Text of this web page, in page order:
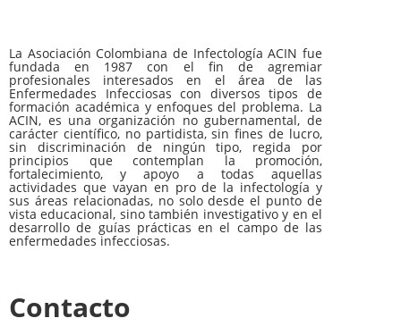
La Asociación Colombiana de Infectología ACIN fue
fundada en 1987 con el fin de agremiar
profesionales interesados en el área de las
Enfermedades Infecciosas con diversos tipos de
formación académica y enfoques del problema. La
ACIN, es una organización no gubernamental, de
carácter científico, no partidista, sin fines de lucro,
sin discriminación de ningún tipo, regida por
principios que contemplan la promoción,
fortalecimiento, y apoyo a todas aquellas
actividades que vayan en pro de la infectología y
sus áreas relacionadas, no solo desde el punto de
vista educacional, sino también investigativo y en el
desarrollo de guías prácticas en el campo de las
enfermedades infecciosas.
Contacto